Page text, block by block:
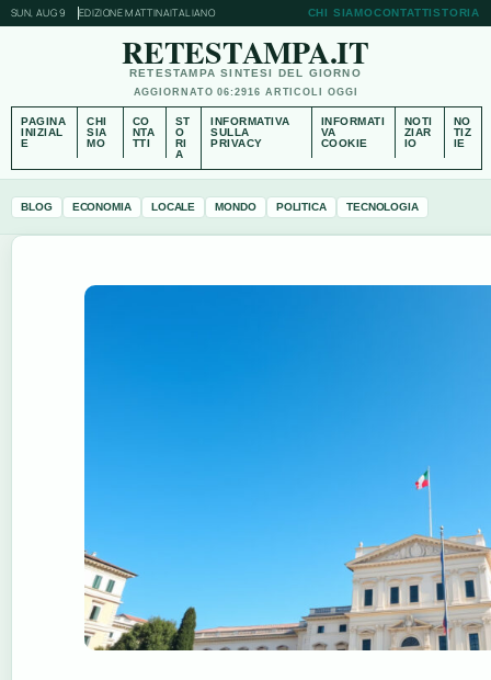
SUN, AUG 9 EDIZIONE MATTINAITALIANO CHI SIAMOCONTATTISTORIA
RETESTAMPA.IT
RETESTAMPA SINTESI DEL GIORNO
AGGIORNATO 06:2916 ARTICOLI OGGI
PAGINA
INIZIAL
E
CHI
SIA
MO
CO
NTA
TTI
ST
O
RI
A
INFORMATIVA
SULLA
PRIVACY
INFORMATI
VA
COOKIE
NOTI
ZIAR
IO
NO
TIZ
IE
BLOG ECONOMIA LOCALE MONDO POLITICA TECNOLOGIA